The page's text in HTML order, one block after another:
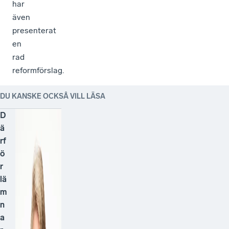
har
även
presenterat
en
rad
reformförslag.
DU KANSKE OCKSÅ VILL LÄSA
D
ä
rf
ö
r
lä
m
n
a